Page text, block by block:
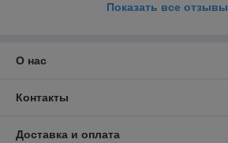
Показать все отзывы
О нас
Контакты
Доставка и оплата